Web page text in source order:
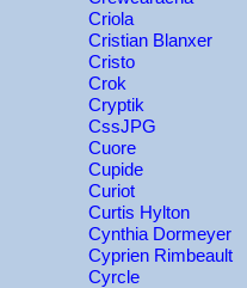
Criola
Cristian Blanxer
Cristo
Crok
Cryptik
CssJPG
Cuore
Cupide
Curiot
Curtis Hylton
Cynthia Dormeyer
Cyprien Rimbeault
Cyrcle